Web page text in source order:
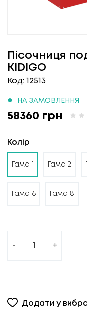
Пісочниця
KIDIGO
Код: 12513
● НА ЗАМОВЛЕННЯ
58360 грн
Колір
Гама 1 Гама 2
Гама 6 Гама 8
- +
Додати у